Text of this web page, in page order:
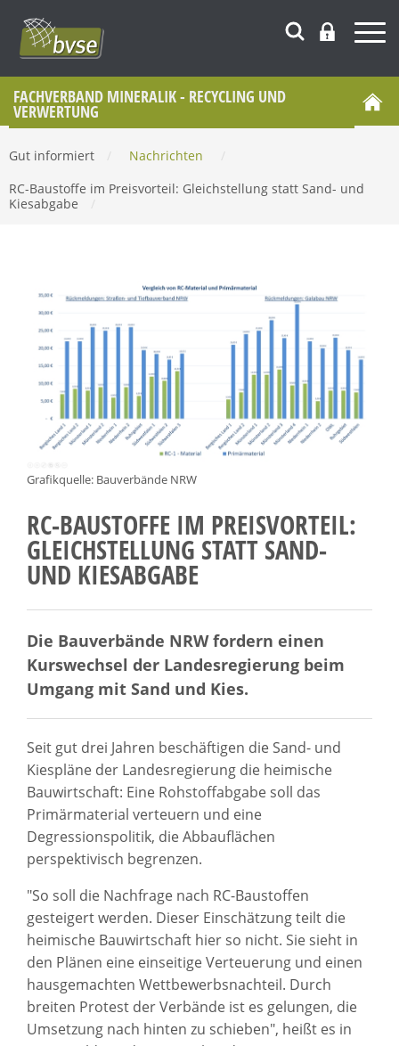
FACHVERBAND MINERALIK - RECYCLING UND
VERWERTUNG
Gut informiert Nachrichten
RC-Baustoffe im Preisvorteil: Gleichstellung statt Sand- und
Kiesabgabe
Grafikquelle: Bauverbände NRW
RC-BAUSTOFFE IM PREISVORTEIL:
GLEICHSTELLUNG STATT SAND-
UND KIESABGABE
Die Bauverbände NRW fordern einen
Kurswechsel der Landesregierung beim
Umgang mit Sand und Kies.
Seit gut drei Jahren beschäftigen die Sand- und
Kiespläne der Landesregierung die heimische
Bauwirtschaft: Eine Rohstoffabgabe soll das
Primärmaterial verteuern und eine
Degressionspolitik, die Abbauflächen
perspektivisch begrenzen.
"So soll die Nachfrage nach RC-Baustoffen
gesteigert werden. Dieser Einschätzung teilt die
heimische Bauwirtschaft hier so nicht. Sie sieht in
den Plänen eine einseitige Verteuerung und einen
hausgemachten Wettbewerbsnachteil. Durch
breiten Protest der Verbände ist es gelungen, die
Umsetzung nach hinten zu schieben", heißt es in